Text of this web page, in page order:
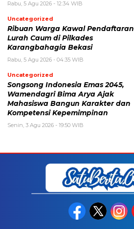
Rabu, 5 Agu 2026 - 12:34 WIB
Uncategorized
Ribuan Warga Kawal Pendaftaran
Lurah Caum di Pilkades
Karangbahagia Bekasi
Rabu, 5 Agu 2026 - 04:35 WIB
Uncategorized
Songsong Indonesia Emas 2045,
Wamendagri Bima Arya Ajak
Mahasiswa Bangun Karakter dan
Kompetensi Kepemimpinan
Senin, 3 Agu 2026 - 19:50 WIB